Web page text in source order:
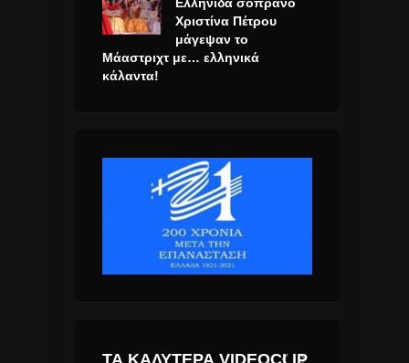
Ελληνίδα σοπράνο
Χριστίνα Πέτρου
μάγεψαν το
Μάαστριχτ με… ελληνικά
κάλαντα!